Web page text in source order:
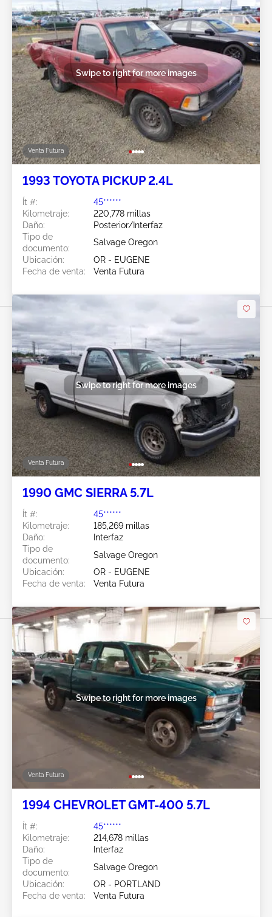
Venta Futura
Swipe to right for more images
1993 TOYOTA PICKUP 2.4L
Ít #:
45******
Kilometraje:
220,778 millas
Daño:
Posterior/Interfaz
Tipo de
documento:
Salvage Oregon
Ubicación:
OR - EUGENE
Fecha de venta:
Venta Futura
Venta Futura
Swipe to right for more images
1990 GMC SIERRA 5.7L
Ít #:
45******
Kilometraje:
185,269 millas
Daño:
Interfaz
Tipo de
documento:
Salvage Oregon
Ubicación:
OR - EUGENE
Fecha de venta:
Venta Futura
Venta Futura
Swipe to right for more images
1994 CHEVROLET GMT-400 5.7L
Ít #:
45******
Kilometraje:
214,678 millas
Daño:
Interfaz
Tipo de
documento:
Salvage Oregon
Ubicación:
OR - PORTLAND
Fecha de venta:
Venta Futura